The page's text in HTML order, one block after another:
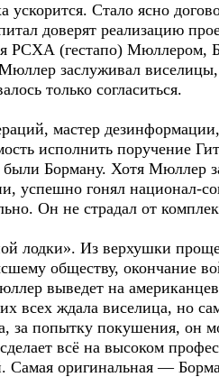
ускорится. Стало ясно
доверят реализацию
РСХА (гестапо) Мюллером,
Мюллер заслуживал
только согласиться.
мастер дезинформации,
исполнить поручение
были Борману. Хотя Мюллер
гонял национал-
Он не страдал от
лодки». Из верхушки
обществу, окончание
выведет на
всех ждала виселица, но
за попытку покушения, он
всё на высоком
Самая оригинальная —